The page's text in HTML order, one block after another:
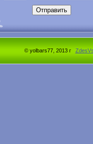
Отправить
© yolbars77, 2013 г